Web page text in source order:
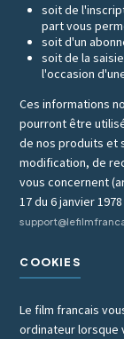
soit de
part vous
soit d'un
soit de la
l'occasion
Ces informations
pourront être
de nos produits et
modification, de
vous concernent
17 du 6 janvier
COOKIES
Le film francais
ordinateur lorsque